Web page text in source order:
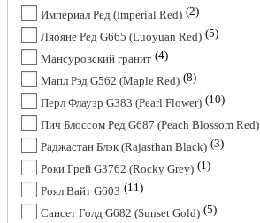
Империал Ред (Imperial Red) 2
Ляояне Ред G665 (Luoyuan Red) 5
Мансуровский гранит 4
Мапл Рэд G562 (Maple Red) 8
Перл Флауэр G383 (Pearl Flower) 10
Пич Блоссом Ред G687 (Peach Blossom Red)
Раджастан Блэк (Rajasthan Black) 3
Роки Грей G3762 (Rocky Grey) 1
Роял Вайт G603
11
Сансет Голд G682 (Sunset Gold) 5